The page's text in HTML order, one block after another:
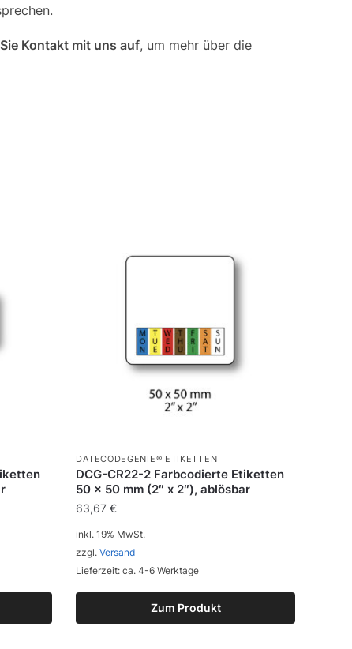
Kontakt mit uns auf, um mehr über die
DATECODEGENIE® ETIKETTEN
DCG-CR22-2 Farbcodierte Etiketten
50 x 50 mm (2″ x 2″), ablösbar
63,67€
Zum Produkt
inkl. 19% MwSt.
zzgl.Versand
Lieferzeit: ca. 4-6 Werktage